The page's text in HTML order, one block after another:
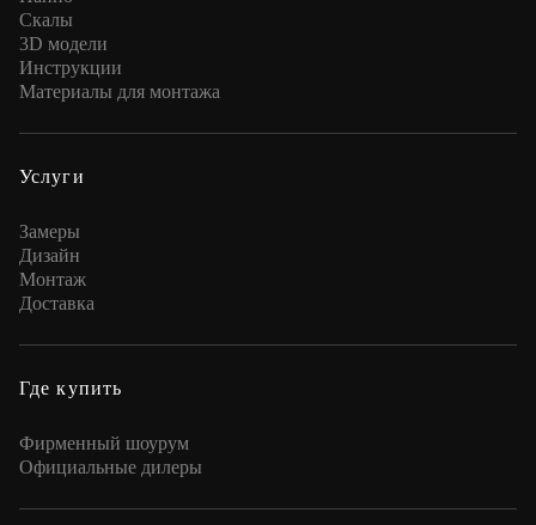
Скалы
3D модели
Инструкции
Материалы для монтажа
Услуги
Замеры
Дизайн
Монтаж
Доставка
Где купить
Фирменный шоурум
Официальные дилеры